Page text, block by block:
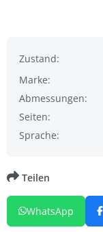
Zustand:
Marke:
Abmessungen:
Seiten:
Sprache:
Teilen
WhatsApp